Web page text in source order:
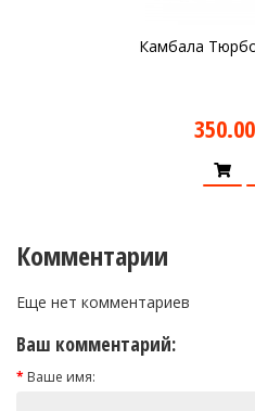
Камбала
Комментарии
Еще нет комментариев
Ваш комментарий:
Ваше имя: